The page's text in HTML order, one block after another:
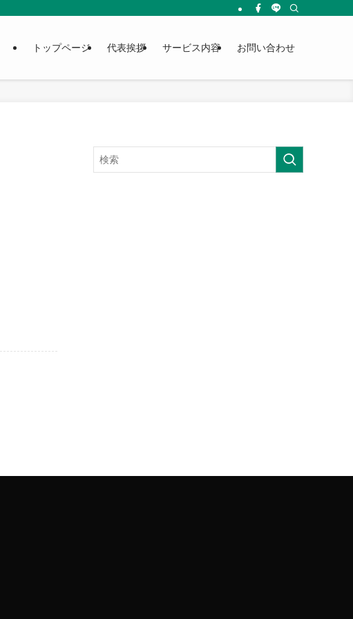
トップページ 代表挨拶 サービス内容 お問い合わせ